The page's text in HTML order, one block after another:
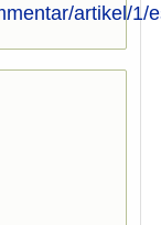
artikel/